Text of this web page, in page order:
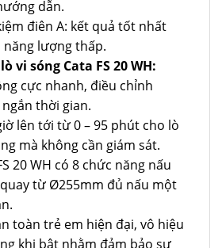
dẫn.
điên A: kết quả tốt nhất
lượng thấp.
vi sóng Cata FS 20 WH:
cực nhanh, điều chỉnh
thời gian.
lên tới từ 0 – 95 phút cho lò
mà không cần giám sát.
20 WH có 8 chức năng nấu
từ Ø255mm đủ nấu một
toàn trẻ em hiện đại, vô hiệu
khi bật nhằm đảm bảo sự